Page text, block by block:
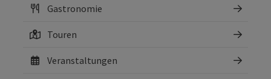
Gastronomie
Touren
Veranstaltungen